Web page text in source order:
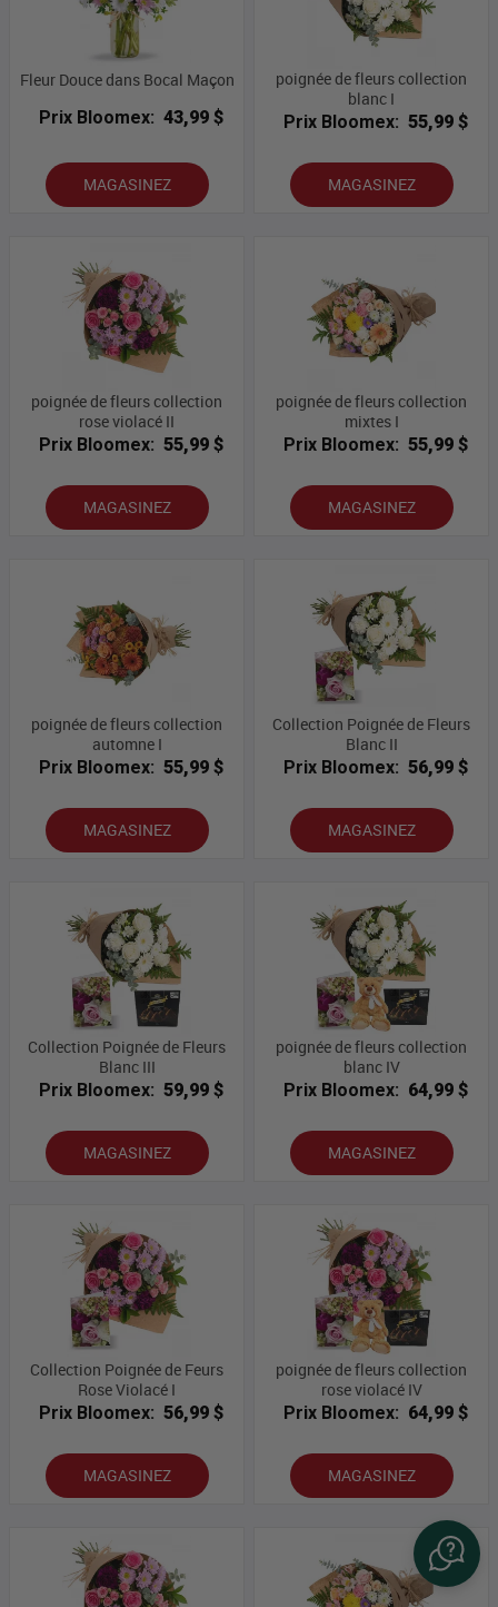
Fleur Douce dans Bocal Maçon
Prix Bloomex: 43,99 $
MAGASINEZ
poignée de fleurs collection
blanc I
Prix Bloomex: 55,99 $
MAGASINEZ
poignée de fleurs collection
rose violacé II
Prix Bloomex: 55,99 $
MAGASINEZ
poignée de fleurs collection
mixtes I
Prix Bloomex: 55,99 $
MAGASINEZ
poignée de fleurs collection
automne I
Prix Bloomex: 55,99 $
MAGASINEZ
Collection Poignée de Fleurs
Blanc II
Prix Bloomex: 56,99 $
MAGASINEZ
Collection Poignée de Fleurs
Blanc III
Prix Bloomex: 59,99 $
MAGASINEZ
poignée de fleurs collection
blanc IV
Prix Bloomex: 64,99 $
MAGASINEZ
Collection Poignée de Feurs
Rose Violacé I
Prix Bloomex: 56,99 $
MAGASINEZ
poignée de fleurs collection
rose violacé IV
Prix Bloomex: 64,99 $
MAGASINEZ